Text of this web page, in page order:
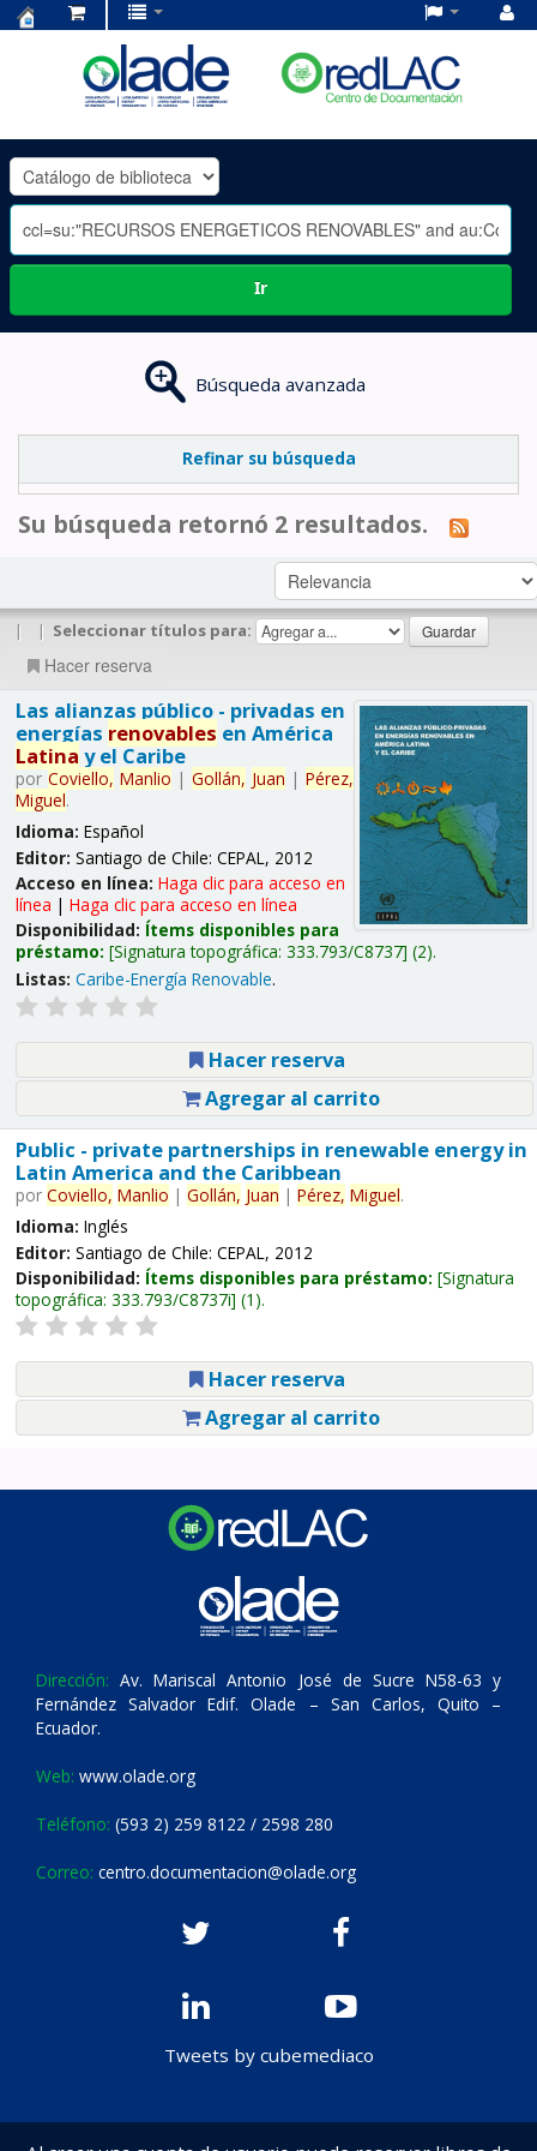
OLADE
-
Ir
Búsqueda avanzada
Refinar su búsqueda
Su búsqueda retornó 2 resultados.
| | Seleccionar títulos para:
Hacer reserva
Las alianzas público - privadas en
energías renovables en América
Latina y el Caribe
por Coviello, Manlio | Gollán, Juan | Pérez,
Miguel.
Idioma: Español
Editor: Santiago de Chile: CEPAL, 2012
Acceso en línea: Haga clic para acceso en
línea | Haga clic para acceso en línea
Disponibilidad: Ítems disponibles para
préstamo: Signatura topográfica: 333.793/C8737 (2).
Listas: Caribe-Energía Renovable.
Hacer reserva
Agregar al carrito
Public - private partnerships in renewable energy in
Latin America and the Caribbean
por Coviello, Manlio | Gollán, Juan | Pérez, Miguel.
Idioma: Inglés
Editor: Santiago de Chile: CEPAL, 2012
Disponibilidad: Ítems disponibles para préstamo: Signatura
topográfica: 333.793/C8737i (1).
Hacer reserva
Agregar al carrito
Dirección: Av. Mariscal Antonio José de Sucre N58-63 y
Fernández Salvador Edif. Olade – San Carlos, Quito –
Ecuador.
Web: www.olade.org
Teléfono: (593 2) 259 8122 / 2598 280
Correo: centro.documentacion@olade.org
Tweets by cubemediaco